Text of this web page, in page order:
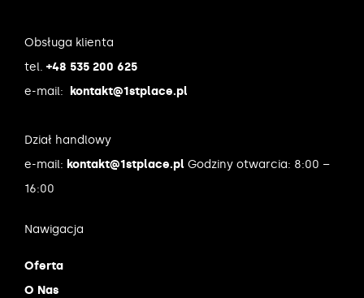
Obsługa klienta
tel. +48 535 200 625
e-mail: kontakt@1stplace.pl
Dział handlowy
e-mail: kontakt@1stplace.pl Godziny otwarcia: 8:00 –
16:00
Nawigacja
Oferta
O Nas